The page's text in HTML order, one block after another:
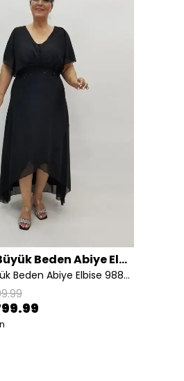
Miraggio Büyük Beden Abiye Elbise
Miraggio Büyük Beden Abiye Elbise 98898 SİYAH